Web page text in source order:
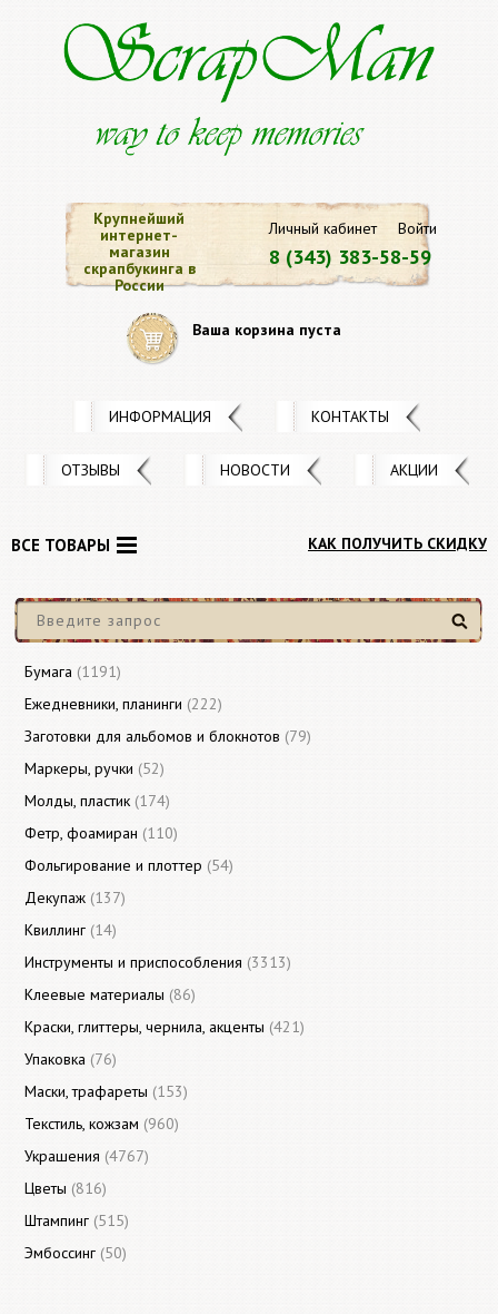
Личный кабинет Войти
8 (343) 383-58-59
Крупнейший
интернет-
магазин
скрапбукинга в
России
Ваша корзина пуста
ИНФОРМАЦИЯ КОНТАКТЫ
ОТЗЫВЫ НОВОСТИ АКЦИИ
КАК ПОЛУЧИТЬ СКИДКУ
Найти
ВСЕ ТОВАРЫ
Бумага (1191)
Ежедневники, планинги (222)
Заготовки для альбомов и блокнотов (79)
Маркеры, ручки (52)
Молды, пластик (174)
Фетр, фоамиран (110)
Фольгирование и плоттер (54)
Декупаж (137)
Квиллинг (14)
Инструменты и приспособления (3313)
Клеевые материалы (86)
Краски, глиттеры, чернила, акценты (421)
Упаковка (76)
Маски, трафареты (153)
Текстиль, кожзам (960)
Украшения (4767)
Цветы (816)
Штампинг (515)
Эмбоссинг (50)